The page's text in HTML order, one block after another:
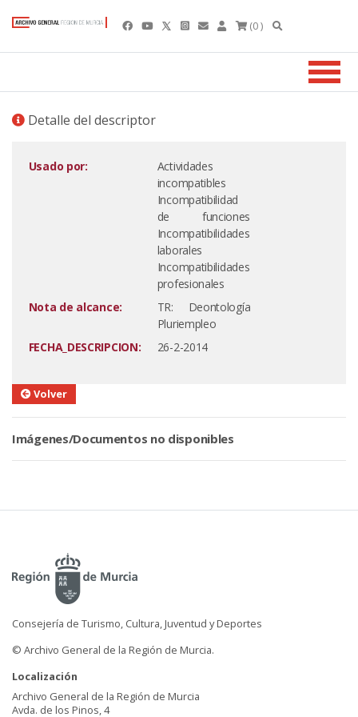
(0 )
Detalle del descriptor
Usado por:
Actividades
incompatibles
Incompatibilidad
de funciones
Incompatibilidades
laborales
Incompatibilidades
profesionales
Nota de alcance:
TR: Deontología
Pluriempleo
FECHA_DESCRIPCION:
26-2-2014
Volver
Imágenes/Documentos no disponibles
Consejería de Turismo, Cultura, Juventud y Deportes
© Archivo General de la Región de Murcia.
Localización
Archivo General de la Región de Murcia
Avda. de los Pinos, 4